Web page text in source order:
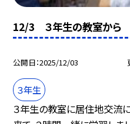
12/3 ３年生の教室から
公開日 2025/12/03
３年生
３年生の教室に居住地交流